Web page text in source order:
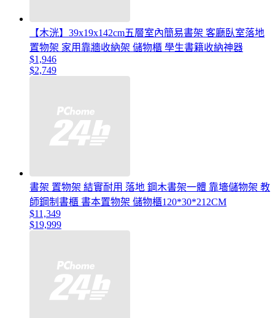
【木洸】39x19x142cm五層室內簡易書架 客廳臥室落地
置物架 家用靠牆收納架 儲物櫃 學生書籍收納神器
$1,946
$2,749
書架 置物架 結實耐用 落地 鋼木書架一體 靠墻儲物架 教
師鋼制書櫃 書本置物架 儲物櫃120*30*212CM
$11,349
$19,999